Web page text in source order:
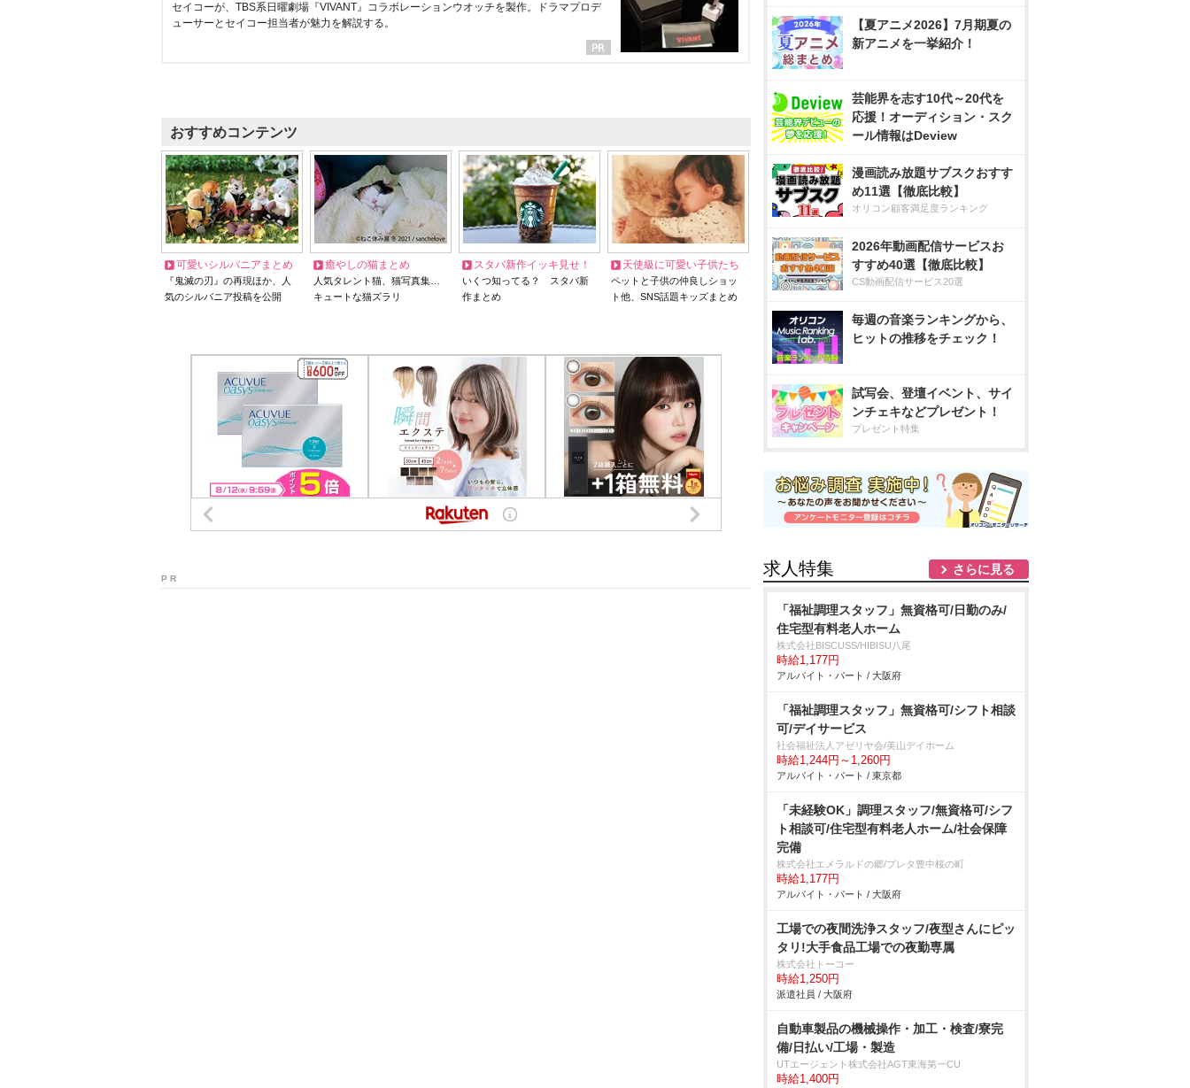
セイコーが、TBS系日曜劇場『VIVANT』コラボレーションウオッチを製作。ドラマプロデ
ューサーとセイコー担当者が魅力を解説する。
おすすめコンテンツ
可愛いシルバニアまとめ
『鬼滅の刃』の再現ほか、人
気のシルバニア投稿を公開
癒やしの猫まとめ
人気タレント猫、猫写真集…
キュートな猫ズラリ
スタバ新作イッキ見せ！
いくつ知ってる？ スタバ新
作まとめ
天使級に可愛い子供たち
ペットと子供の仲良しショッ
ト他、SNS話題キッズまとめ
P R
【夏アニメ2026】7月期夏の
新アニメを一挙紹介！
芸能界を志す10代～20代を
応援！オーディション・スク
ール情報はDeview
漫画読み放題サブスクおすす
め11選【徹底比較】
オリコン顧客満足度ランキング
2026年動画配信サービスお
すすめ40選【徹底比較】
CS動画配信サービス20選
毎週の音楽ランキングから、
ヒットの推移をチェック！
試写会、登壇イベント、サイ
ンチェキなどプレゼント！
プレゼント特集
求人特集 さらに見る
「福祉調理スタッフ」無資格可/日勤のみ/
住宅型有料老人ホーム
株式会社BISCUSS/HIBISU八尾
時給1,177円
アルバイト・パート / 大阪府
「福祉調理スタッフ」無資格可/シフト相談
可/デイサービス
社会福祉法人アゼリヤ会/美山デイホーム
時給1,244円～1,260円
アルバイト・パート / 東京都
「未経験OK」調理スタッフ/無資格可/シフ
ト相談可/住宅型有料老人ホーム/社会保障
完備
株式会社エメラルドの郷/プレタ豊中桜の町
時給1,177円
アルバイト・パート / 大阪府
工場での夜間洗浄スタッフ/夜型さんにピッ
タリ!大手食品工場での夜勤専属
株式会社トーコー
時給1,250円
派遣社員 / 大阪府
自動車製品の機械操作・加工・検査/寮完
備/日払い/工場・製造
UTエージェント株式会社AGT東海第一CU
時給1,400円